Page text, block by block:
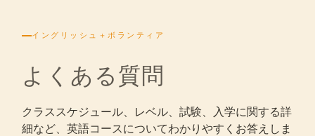
イングリッシュ＋ボランティア
よくある質問
クラススケジュール、レベル、試験、入学に関する詳
細など、英語コースについてわかりやすくお答えしま